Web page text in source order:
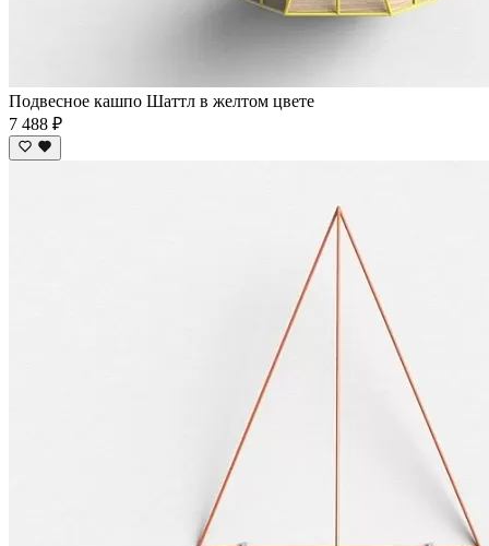
Подвесное кашпо Шаттл в желтом цвете
7 488 ₽